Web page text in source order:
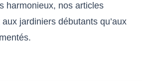
harmonieux, nos articles
jardiniers débutants qu’aux